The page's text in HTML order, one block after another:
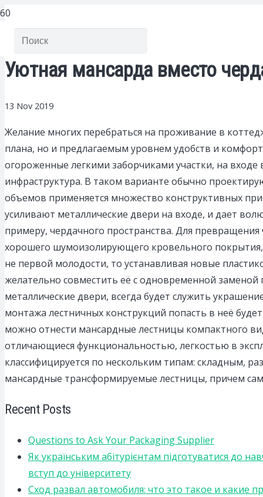
Уютная мансарда вместо
13 Nov 2019
Желание многих перебраться на проживание в
плана, но и предлагаемым уровнем удобств и
огороженные легкими заборчиками участки, на
инфраструктура. В таком варианте обычно
объемов применяется множество конструктивных
усиливают металлические двери на входе, и дает
примеру, чердачного пространства. Для
хорошего шумоизолирующего кровельного
не первой молодости, то устанавливая новые
желательно совместить её с одновременной
металлические двери, всегда будет служить
монтажа лестничных конструкций попасть в неё
можно отнести мансардные лестницы компактного
отличающиеся функциональностью, легкостью в
классифицируется по нескольким типам: складным,
мансардные трансформируемые лестницы, причем
Recent Posts
Questions to Ask Your Packaging Supplier
Як українським абітурієнтам підготуватися до
вступ до університету
Сход развал автомобиля: что это такое и какие